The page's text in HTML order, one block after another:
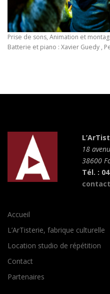
Prise de sons, Animation et
Batterie et piano : Xavier Guedy ,
18
38600
Tél. :
Accueil
L’ArTisterie, fabrique culturelle
Location studio de répétition
Contact
Partenaires